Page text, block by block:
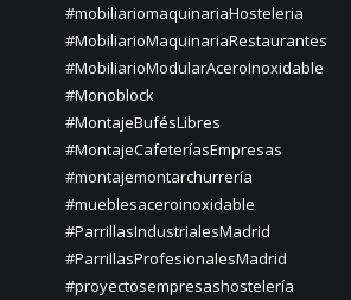
#mobiliariomaquinariaHosteleria
#MobiliarioMaquinariaRestaurantes
#MobiliarioModularAceroInoxidable
#Monoblock
#MontajeBufésLibres
#MontajeCafeteríasEmpresas
#montajemontarchurrería
#mueblesaceroinoxidable
#ParrillasIndustrialesMadrid
#ParrillasProfesionalesMadrid
#proyectosempresashostelería